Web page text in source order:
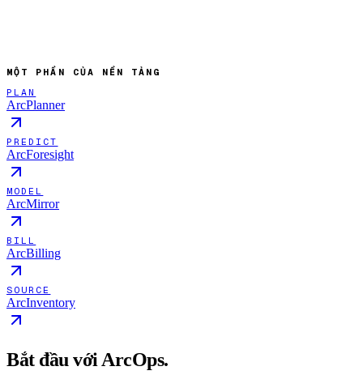
MỘT PHẦN CỦA NỀN TẢNG
PLAN
ArcPlanner
PREDICT
ArcForesight
MODEL
ArcMirror
BILL
ArcBilling
SOURCE
ArcInventory
Bắt đầu với ArcOps.